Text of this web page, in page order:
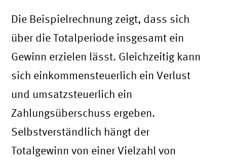
Die Beispielrechnung zeigt, dass sich
über die Totalperiode insgesamt ein
Gewinn erzielen lässt. Gleichzeitig kann
sich einkommensteuerlich ein Verlust
und umsatzsteuerlich ein
Zahlungsüberschuss ergeben.
Selbstverständlich hängt der
Totalgewinn von einer Vielzahl von